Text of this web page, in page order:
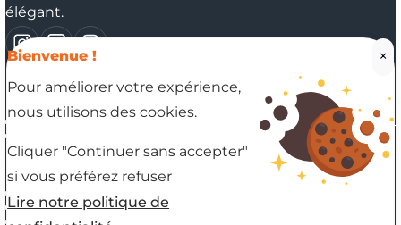
Bienvenue ! ×
Pour améliorer votre expérience,
nous utilisons des cookies.
Cliquer "Continuer sans accepter"
si vous préférez refuser
Lire notre politique de
élégant.
Nos coordonnées
37 RUE DES BLANCS MONTS, 51350 CORMONTREUIL
En savoir plus
Demander un devis
Contactez-nous